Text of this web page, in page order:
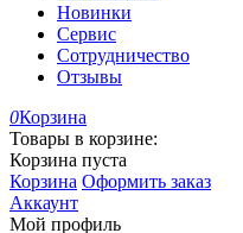
Новинки
Сервис
Сотрудничество
Отзывы
0Корзина
Товары в корзине:
Корзина пуста
Корзина Оформить заказ
Аккаунт
Мой профиль